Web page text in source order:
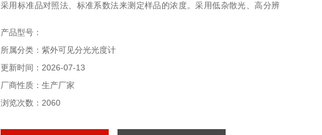
采用标准品对照法、标准系数法来测定样品的浓度。采用低杂散光、高分辨
的测量读数。更小的光谱带宽可满足常规分析测试项目的要求。
产品型号：
所属分类：紫外可见分光光度计
更新时间：2026-07-13
厂商性质：生产厂家
浏览次数：2060